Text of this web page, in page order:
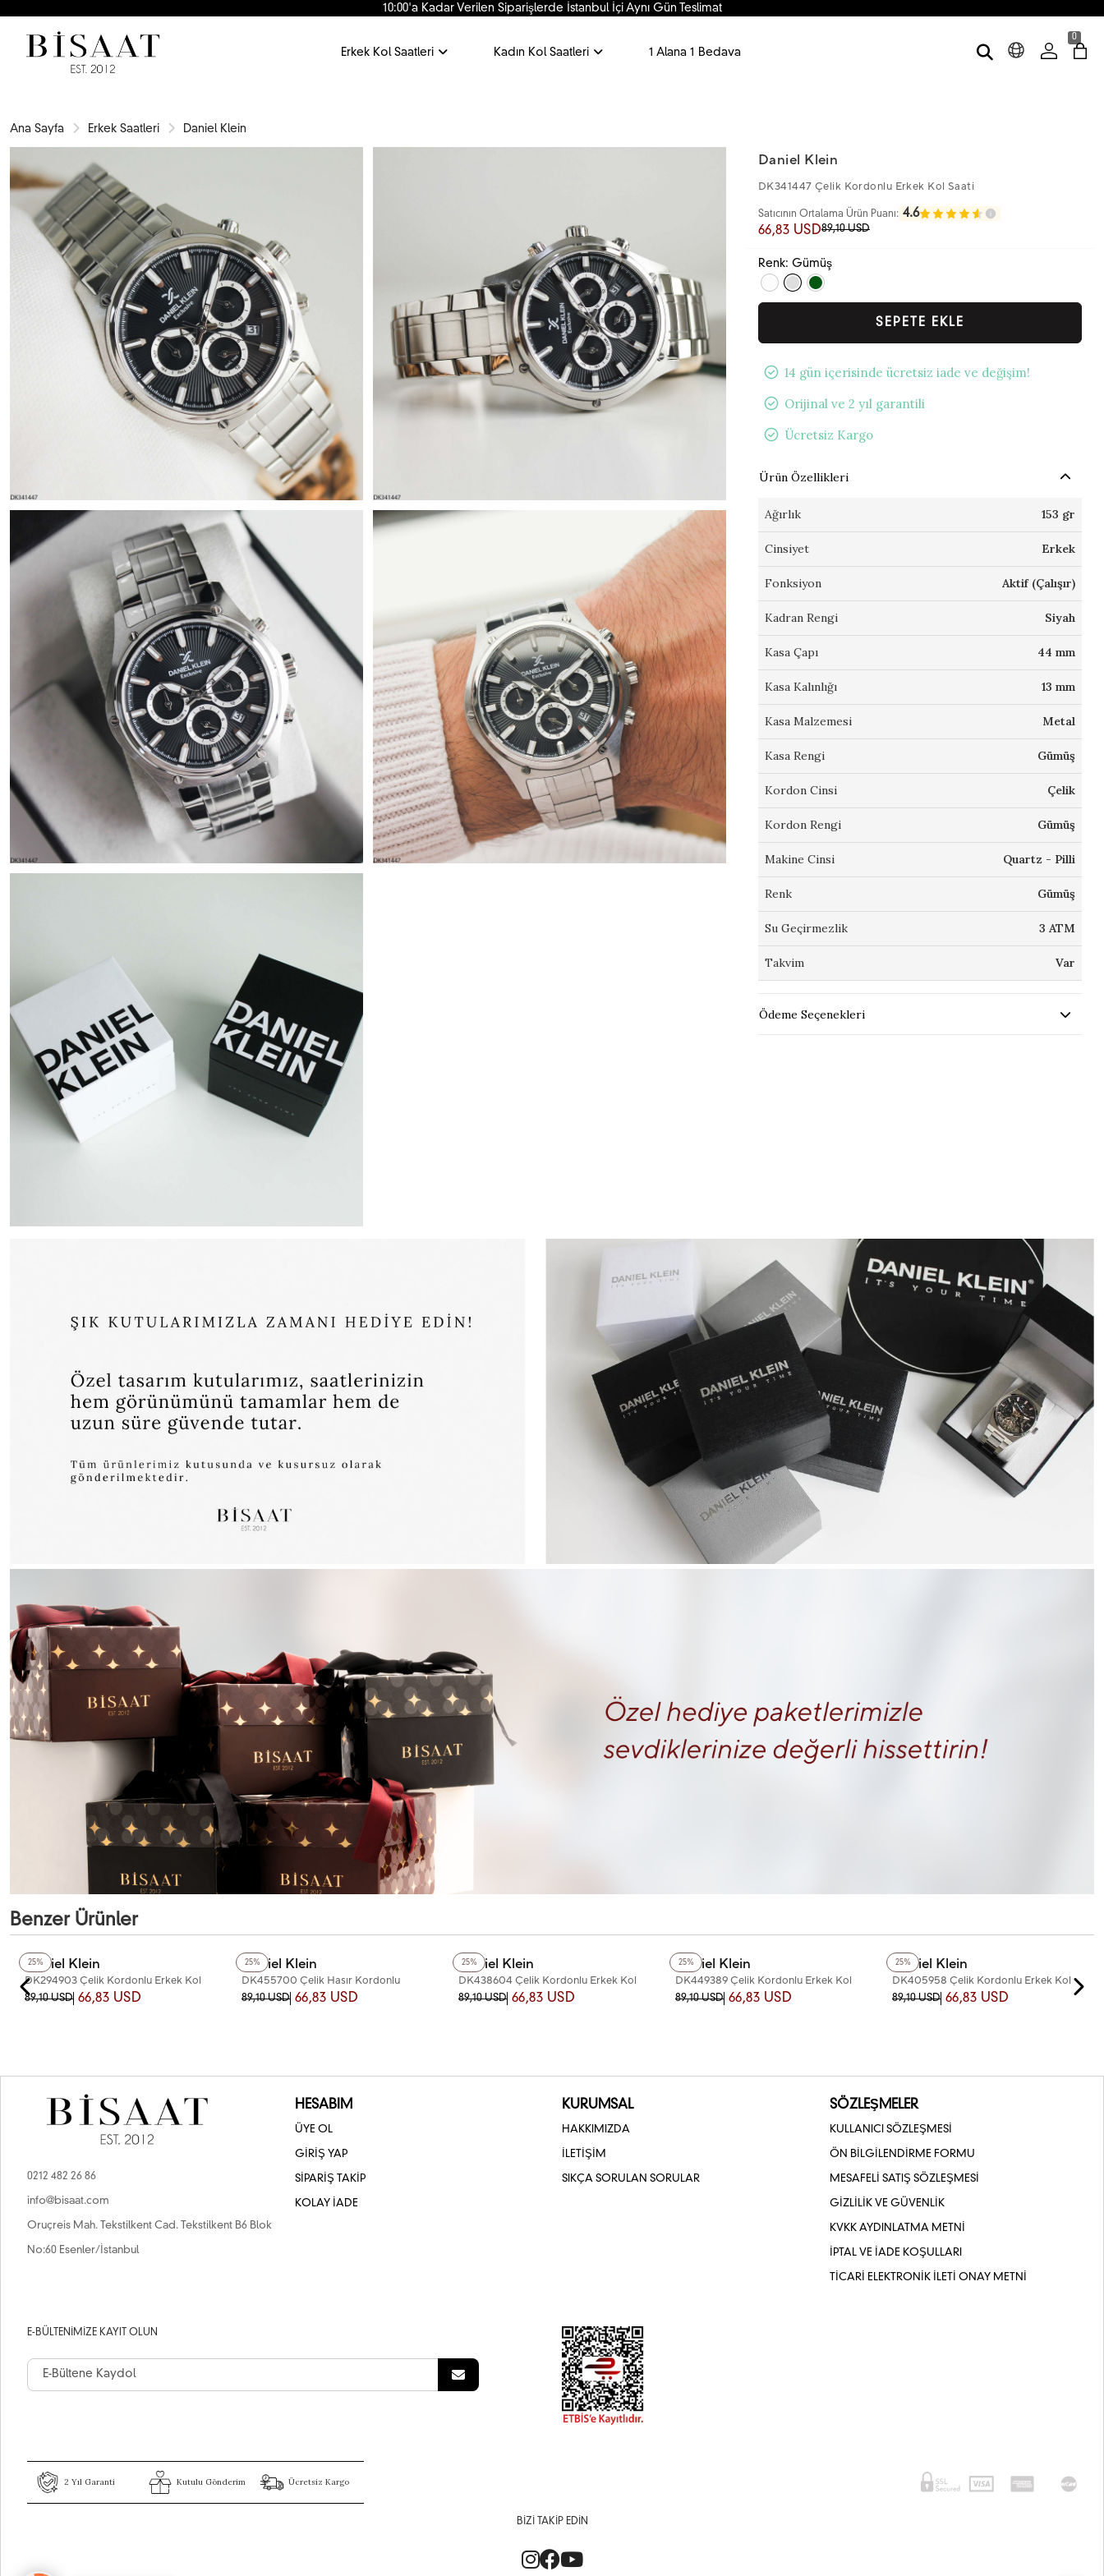
10:00'a Kadar Verilen Siparişlerde İstanbul İçi Aynı Gün Teslimat
Erkek Kol Saatleri Kadın Kol Saatleri 1 Alana 1 Bedava
0
Ana Sayfa Erkek Saatleri Daniel Klein
Daniel Klein
DK341447 Çelik Kordonlu Erkek Kol Saati
Satıcının Ortalama Ürün Puanı: 4.6
66,83 USD89,10 USD
Renk: Gümüş
SEPETE EKLE
14 gün içerisinde ücretsiz iade ve değişim!
Orijinal ve 2 yıl garantili
Ücretsiz Kargo
Ürün Özellikleri
Ağırlık 153 gr
Cinsiyet Erkek
Fonksiyon Aktif (Çalışır)
Kadran Rengi Siyah
Kasa Çapı 44 mm
Kasa Kalınlığı 13 mm
Kasa Malzemesi Metal
Kasa Rengi Gümüş
Kordon Cinsi Çelik
Kordon Rengi Gümüş
Makine Cinsi Quartz - Pilli
Renk Gümüş
Su Geçirmezlik 3 ATM
Takvim Var
Ödeme Seçenekleri
Benzer Ürünler
25%
Daniel Klein
DK294903 Çelik Kordonlu Erkek Kol
Saati
89,10 USD 66,83 USD
25%
Daniel Klein
DK455700 Çelik Hasır Kordonlu
Erkek Kol Saati
89,10 USD 66,83 USD
25%
+2Renk
Daniel Klein
DK438604 Çelik Kordonlu Erkek Kol
Saati
89,10 USD 66,83 USD
25%
+2Renk
Daniel Klein
DK449389 Çelik Kordonlu Erkek Kol
Saati
89,10 USD 66,83 USD
25%
+2Renk
Daniel Klein
DK405958 Çelik Kordonlu Erkek Kol
Saati
89,10 USD 66,83 USD
0212 482 26 86
info@bisaat.com
Oruçreis Mah. Tekstilkent Cad. Tekstilkent B6 Blok
No:60 Esenler/İstanbul
HESABIM
ÜYE OL
GİRİŞ YAP
SİPARİŞ TAKİP
KOLAY İADE
KURUMSAL
HAKKIMIZDA
İLETİŞİM
SIKÇA SORULAN SORULAR
SÖZLEŞMELER
KULLANICI SÖZLEŞMESİ
ÖN BİLGİLENDİRME FORMU
MESAFELİ SATIŞ SÖZLEŞMESİ
GİZLİLİK VE GÜVENLİK
KVKK AYDINLATMA METNİ
İPTAL VE İADE KOŞULLARI
TİCARİ ELEKTRONİK İLETİ ONAY METNİ
E-BÜLTENIMIZE KAYIT OLUN
2 Yıl Garanti Kutulu Gönderim Ücretsiz Kargo
BIZI TAKIP EDIN